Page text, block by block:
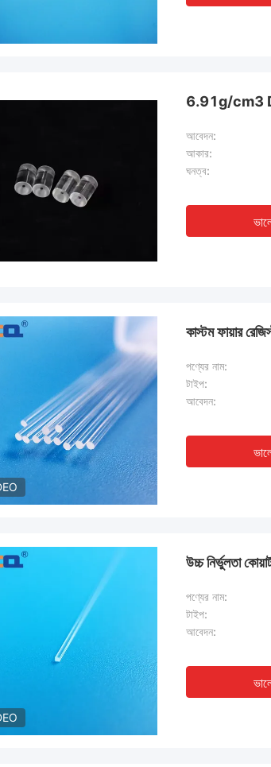
6.91g/cm3
আবেদন:
আকার:
ঘনত্ব:
কাস্টম ফায়ার
পণ্যের নাম:
টাইপ:
আবেদন:
উচ্চ নির্ভুলতা
পণ্যের নাম:
টাইপ:
আবেদন: